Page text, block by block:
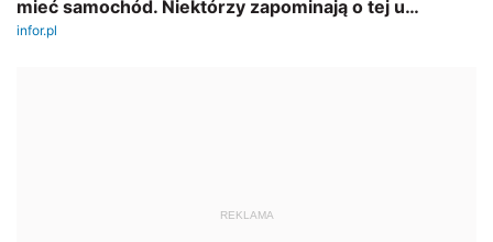
REKLAMA